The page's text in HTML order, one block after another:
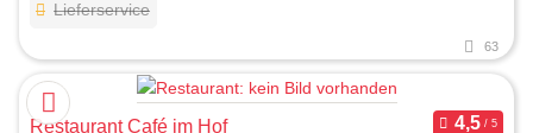
Lieferservice
63
Restaurant Café im Hof